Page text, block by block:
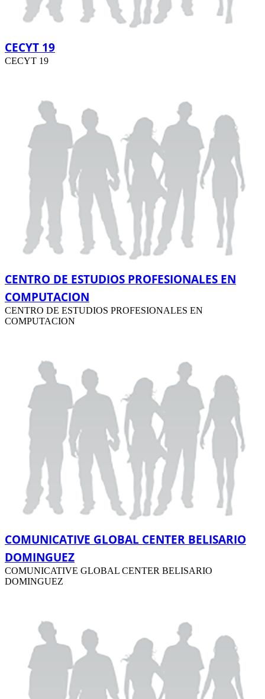
CECYT 19
CECYT 19
CENTRO DE ESTUDIOS PROFESIONALES EN
COMPUTACION
CENTRO DE ESTUDIOS PROFESIONALES EN
COMPUTACION
COMUNICATIVE GLOBAL CENTER BELISARIO
DOMINGUEZ
COMUNICATIVE GLOBAL CENTER BELISARIO
DOMINGUEZ